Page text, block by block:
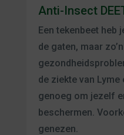
Anti-Insect
Een tekenbeet heb
de gaten, maar
de ziekte van Lyme
genoeg om jezelf
beschermen.
genezen.